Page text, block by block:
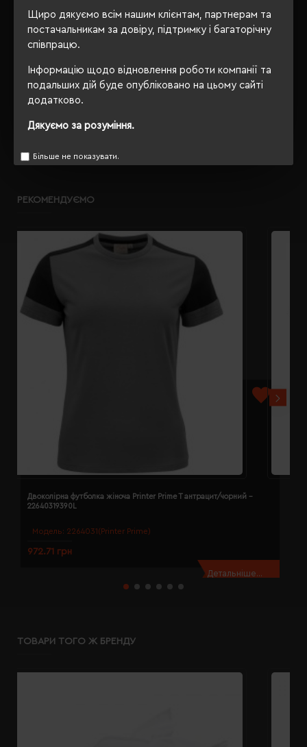
Щиро дякуємо всім нашим клієнтам, партнерам та
постачальникам за довіру, підтримку і багаторічну
співпрацю.
Інформацію щодо відновлення роботи компанії та
подальших дій буде опубліковано на цьому сайті
додатково.
Дякуємо за розуміння.
Більше не показувати.
Сертифікація
OEKO-TEX® Standard 100,
PETA-Approved Vegan
ОПИС
ВІДГУКИ
РЕКОМЕНДУЄМО
Модель: 2264031(Printer Prime)
Двоколірна футболка жіноча Printer Prime T антрацит/чорний -
22640319390L
972.71 грн
Детальніше...
ТОВАРИ ТОГО Ж БРЕНДУ